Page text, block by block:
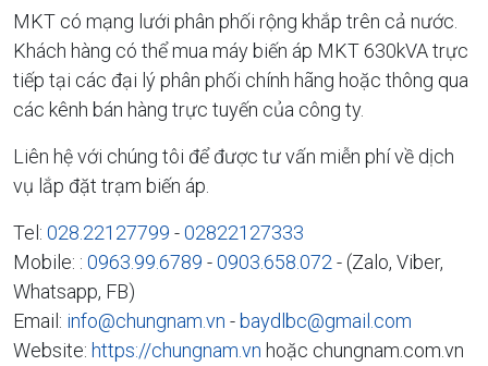
MKT có mạng lưới phân phối rộng khắp trên cả nước.
Khách hàng có thể mua máy biến áp MKT 630kVA trực
tiếp tại các đại lý phân phối chính hãng hoặc thông qua
các kênh bán hàng trực tuyến của công ty.
Liên hệ với chúng tôi để được tư vấn miễn phí về dịch
vụ lắp đặt trạm biến áp.
Tel: 028.22127799 -02822127333
Mobile: : 0963.99.6789 -0903.658.072 - (Zalo, Viber,
Whatsapp, FB)
Email: info@chungnam.vn -baydlbc@gmail.com
Website: https://chungnam.vn hoặc chungnam.com.vn